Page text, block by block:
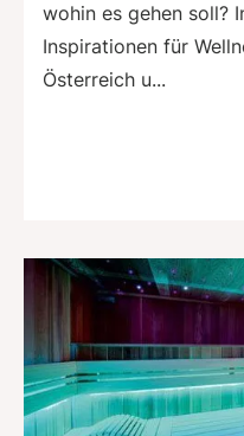
wohin es gehen soll?
Inspirationen für
Österreich u...